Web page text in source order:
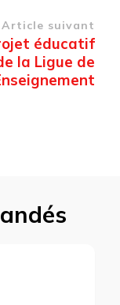
Article suivant
éducatif
la Ligue de